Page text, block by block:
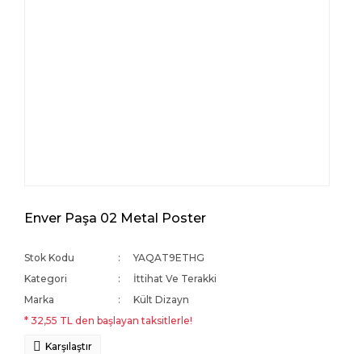
Enver Paşa 02 Metal Poster
Stok Kodu
YAQAT9ETHG
Kategori
İttihat Ve Terakki
Marka
Kült Dizayn
* 32,55 TL den başlayan taksitlerle!
Karşılaştır